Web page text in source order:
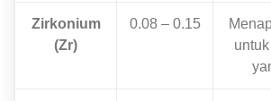
Zirkonium
(Zr)
0.08 – 0.15